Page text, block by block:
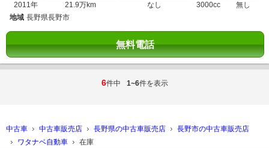
2011年
21.9万km
なし
3000cc
無し
地域 長野県長野市
無料電話
6件中 1~6件を表示
中古車 中古車販売店 長野県の中古車販売店
長野市の中古車販売店
ワタナベ自動車
在庫